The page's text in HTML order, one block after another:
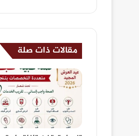
مقالات ذات صلة